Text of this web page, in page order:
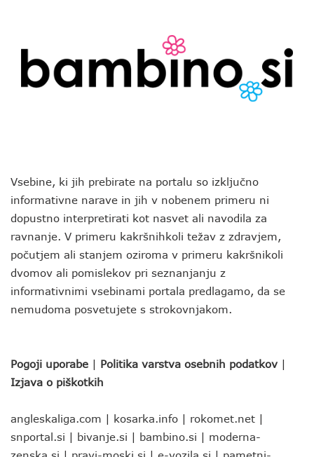
Vsebine, ki jih prebirate na portalu so izključno
informativne narave in jih v nobenem primeru ni
dopustno interpretirati kot nasvet ali navodila za
ravnanje. V primeru kakršnihkoli težav z zdravjem,
počutjem ali stanjem oziroma v primeru kakršnikoli
dvomov ali pomislekov pri seznanjanju z
informativnimi vsebinami portala predlagamo, da se
nemudoma posvetujete s strokovnjakom.
Pogoji uporabe | Politika varstva osebnih podatkov |
Izjava o piškotkih
angleskaliga.com | kosarka.info | rokomet.net |
snportal.si | bivanje.si | bambino.si | moderna-